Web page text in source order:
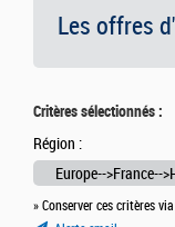
Les offres
Critères sélectionnés :
Région :
Europe-->France--
» Conserver ces critères